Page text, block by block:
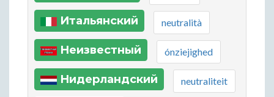
Итальянский neutralità
Неизвестный ónziejighed
Нидерландский neutraliteit